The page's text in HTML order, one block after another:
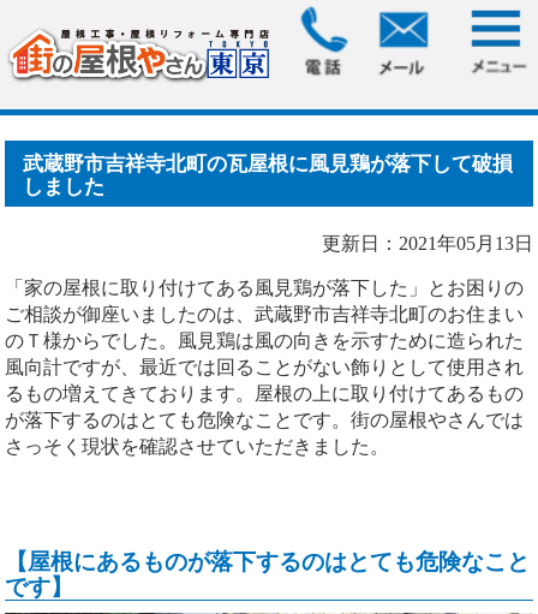
> 武蔵野市吉祥寺北町の瓦屋根に風見鶏が落
下して破損しました
武蔵野市吉祥寺北町の瓦屋根に風見鶏が落下して破損
しました
更新日：2021年05月13日
「家の屋根に取り付けてある風見鶏が落下した」とお困りの
ご相談が御座いましたのは、武蔵野市吉祥寺北町のお住まい
のＴ様からでした。風見鶏は風の向きを示すために造られた
風向計ですが、最近では回ることがない飾りとして使用され
るもの増えてきております。屋根の上に取り付けてあるもの
が落下するのはとても危険なことです。街の屋根やさんでは
さっそく現状を確認させていただきました。
【屋根にあるものが落下するのはとても危険なこと
です】